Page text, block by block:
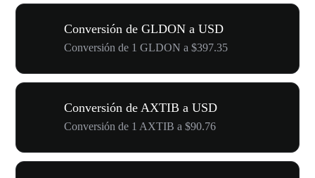
Conversión de GLDON a USD
Conversión de 1 GLDON a $397.35
Conversión de AXTIB a USD
Conversión de 1 AXTIB a $90.76